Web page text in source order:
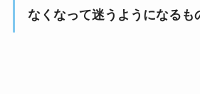
なくなって迷うようになるも